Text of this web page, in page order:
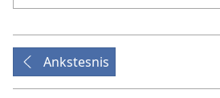
Ankstesnis